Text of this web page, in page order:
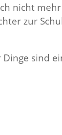
nicht
zur
sind